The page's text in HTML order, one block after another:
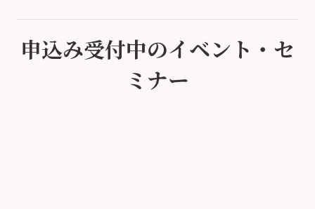
申込み受付中のイベント・セ
ミナー